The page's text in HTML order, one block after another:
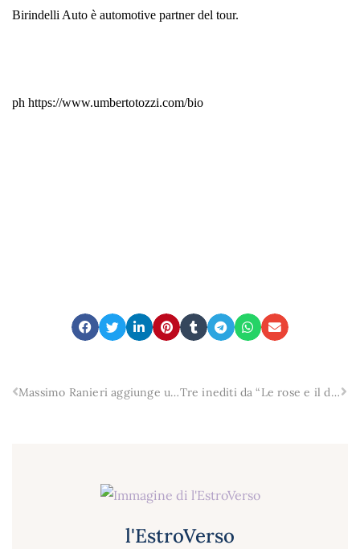
Birindelli Auto è automotive partner del tour.
ph https://www.umbertotozzi.com/bio
Massimo Ranieri aggiunge una nuova data al tour in Sicilia: 19 agosto live al Teatro Antico di Taormina Tre inediti da “Le rose e il deserto”, progetto artistico di Luca Cassano
l'EstroVerso